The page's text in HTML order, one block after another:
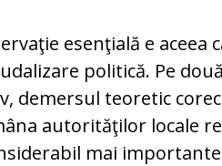
esenţială e aceea
politică. Pe
demersul teoretic
autorităţilor locale
mai